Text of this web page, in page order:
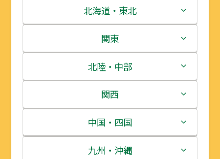
北海道・東北
北海道
青森県
岩手県
宮城県
秋田県
関東
茨城県
栃木県
群馬県
埼玉県
北陸・中部
新潟県
富山県
石川県
関西
三重県
滋賀県
中国・四国
鳥取県
九州・沖縄